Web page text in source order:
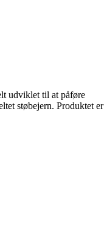
udviklet til at påføre
støbejern. Produktet er